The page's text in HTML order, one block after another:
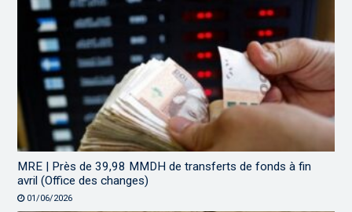
MRE | Près de 39,98 MMDH de transferts de fonds à fin
avril (Office des changes)
01/06/2026